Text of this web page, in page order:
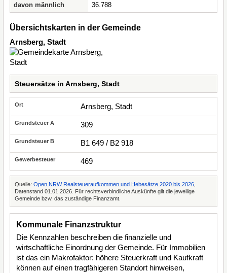
davon männlich
36.788
Übersichtskarten in der Gemeinde
Arnsberg, Stadt
Steuersätze in Arnsberg, Stadt
Arnsberg, Stadt
309
B1 649 / B2 918
469
Quelle: Open.NRW Realsteueraufkommen und Hebesätze 2020 bis 2026
Datenstand 01.01.2026. Für rechtsverbindliche Auskünfte gilt die jeweilige
Gemeinde bzw. das zuständige Finanzamt.
Kommunale Finanzstruktur
Die Kennzahlen beschreiben die finanzielle und
wirtschaftliche Einordnung der Gemeinde. Für Immobilien
ist das ein Makrofaktor: höhere Steuerkraft und Kaufkraft
können auf einen tragfähigeren Standort hinweisen,